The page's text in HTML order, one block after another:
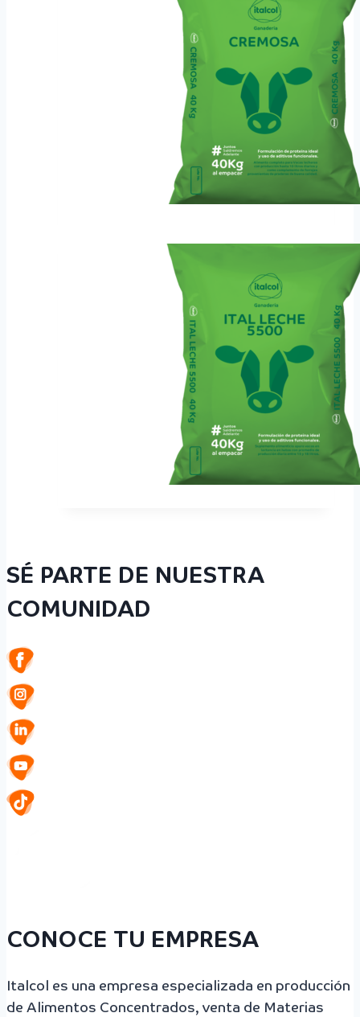
SÉ PARTE DE NUESTRA
COMUNIDAD
CONOCE TU EMPRESA
Italcol es una empresa especializada en producción
de Alimentos Concentrados, venta de Materias